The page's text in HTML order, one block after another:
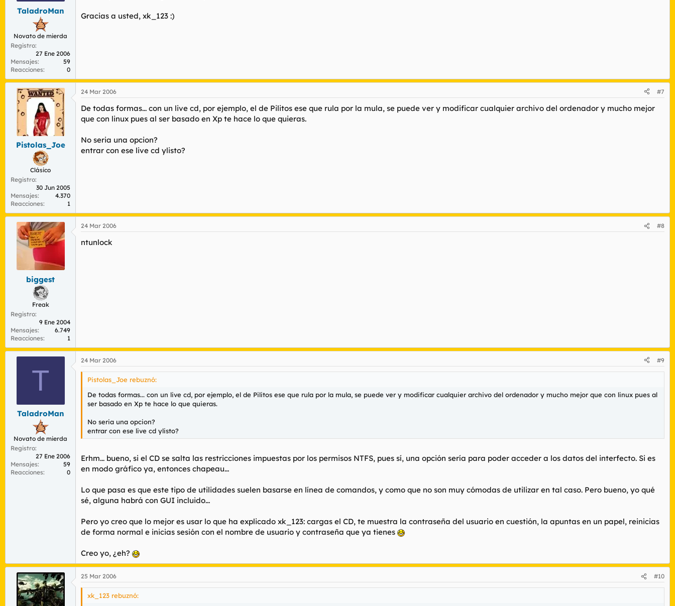
TaladroMan
Novato de mierda
Registro
27 Ene 2006
Mensajes
59
Reacciones
0
Gracias a usted, xk_123 :)
Pistolas_Joe
Clásico
Registro
30 Jun 2005
Mensajes
4.370
Reacciones
1
24 Mar 2006 #7
De todas formas... con un live cd, por ejemplo, el de Pilitos ese que rula por la mula, se puede ver y modificar cualquier archivo del ordenador y mucho mejor
que con linux pues al ser basado en Xp te hace lo que quieras.
No seria una opcion?
entrar con ese live cd ylisto?
biggest
Freak
Registro
9 Ene 2004
Mensajes
6.749
Reacciones
1
24 Mar 2006 #8
ntunlock
T
TaladroMan
Novato de mierda
Registro
27 Ene 2006
Mensajes
59
Reacciones
0
24 Mar 2006 #9
Pistolas_Joe rebuznó:
De todas formas... con un live cd, por ejemplo, el de Pilitos ese que rula por la mula, se puede ver y modificar cualquier archivo del ordenador y mucho mejor que con linux pues al
ser basado en Xp te hace lo que quieras.
No seria una opcion?
entrar con ese live cd ylisto?
Erhm... bueno, si el CD se salta las restricciones impuestas por los permisos NTFS, pues sí, una opción sería para poder acceder a los datos del interfecto. Si es
en modo gráfico ya, entonces chapeau...
Lo que pasa es que este tipo de utilidades suelen basarse en línea de comandos, y como que no son muy cómodas de utilizar en tal caso. Pero bueno, yo qué
sé, alguna habrá con GUI incluido...
Pero yo creo que lo mejor es usar lo que ha explicado xk_123: cargas el CD, te muestra la contraseña del usuario en cuestión, la apuntas en un papel, reinicias
de forma normal e inicias sesión con el nombre de usuario y contraseña que ya tienes
Creo yo, ¿eh?
25 Mar 2006 #10
xk_123 rebuznó: